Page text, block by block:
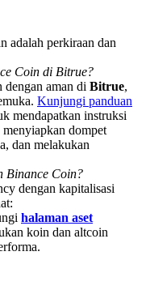
Bonus
adalah perkiraan dan
Coin di Bitrue?
aman di Bitrue,
Kunjungi panduan
mendapatkan instruksi
dompet
dan melakukan
Binance Coin?
dengan kapitalisasi
halaman aset
koin dan altcoin